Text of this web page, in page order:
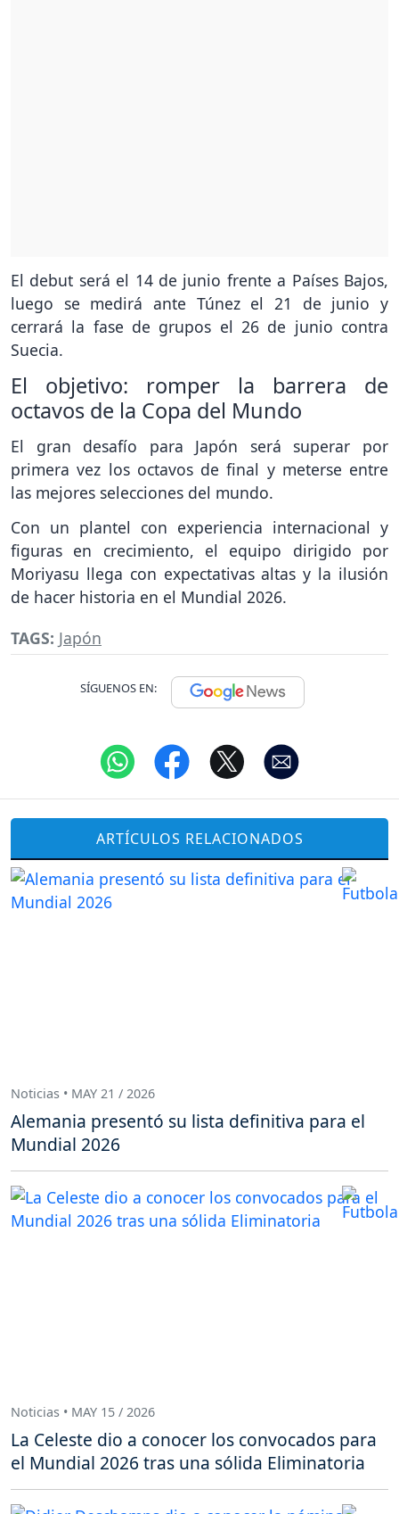
El debut será el 14 de junio frente a Países Bajos,
luego se medirá ante Túnez el 21 de junio y
cerrará la fase de grupos el 26 de junio contra
Suecia.
El objetivo: romper la barrera de
octavos de la Copa del Mundo
El gran desafío para Japón será superar por
primera vez los octavos de final y meterse entre
las mejores selecciones del mundo.
Con un plantel con experiencia internacional y
figuras en crecimiento, el equipo dirigido por
Moriyasu llega con expectativas altas y la ilusión
de hacer historia en el Mundial 2026.
TAGS: Japón
SÍGUENOS EN:
ARTÍCULOS RELACIONADOS
Noticias • MAY 21 / 2026
Alemania presentó su lista definitiva para el
Mundial 2026
Noticias • MAY 15 / 2026
La Celeste dio a conocer los convocados para
el Mundial 2026 tras una sólida Eliminatoria